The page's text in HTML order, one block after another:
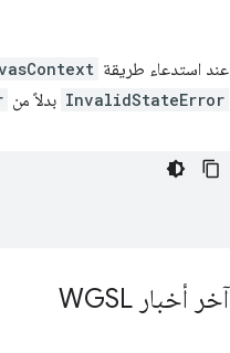
عند استدعاء طريقة
InvalidStateError بدلاً من
آخر أخبار WGSL